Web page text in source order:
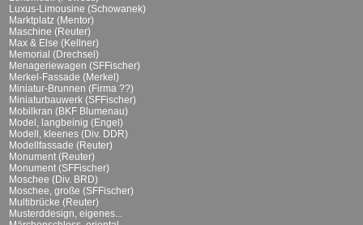
Luxus-Limousine (Schowanek)
Marktplatz (Mentor)
Maschine (Reuter)
Max & Else (Kellner)
Memorial (Drechsel)
Menageriewagen (SFFischer)
Merkel-Fassade (Merkel)
Miniatur-Brunnen (Firma ??)
Miniaturbauwerk (SFFischer)
Mobilkran (BKF Blumenau)
Model, langbeinig (Engel)
Modell, kleenes (Div. DDR)
Modellfassade (Reuter)
Monument (Reuter)
Monument (SFFischer)
Moschee (Div. BRD)
Moschee, große (SFFischer)
Multibrücke (Reuter)
Musterddesign, eigenes...